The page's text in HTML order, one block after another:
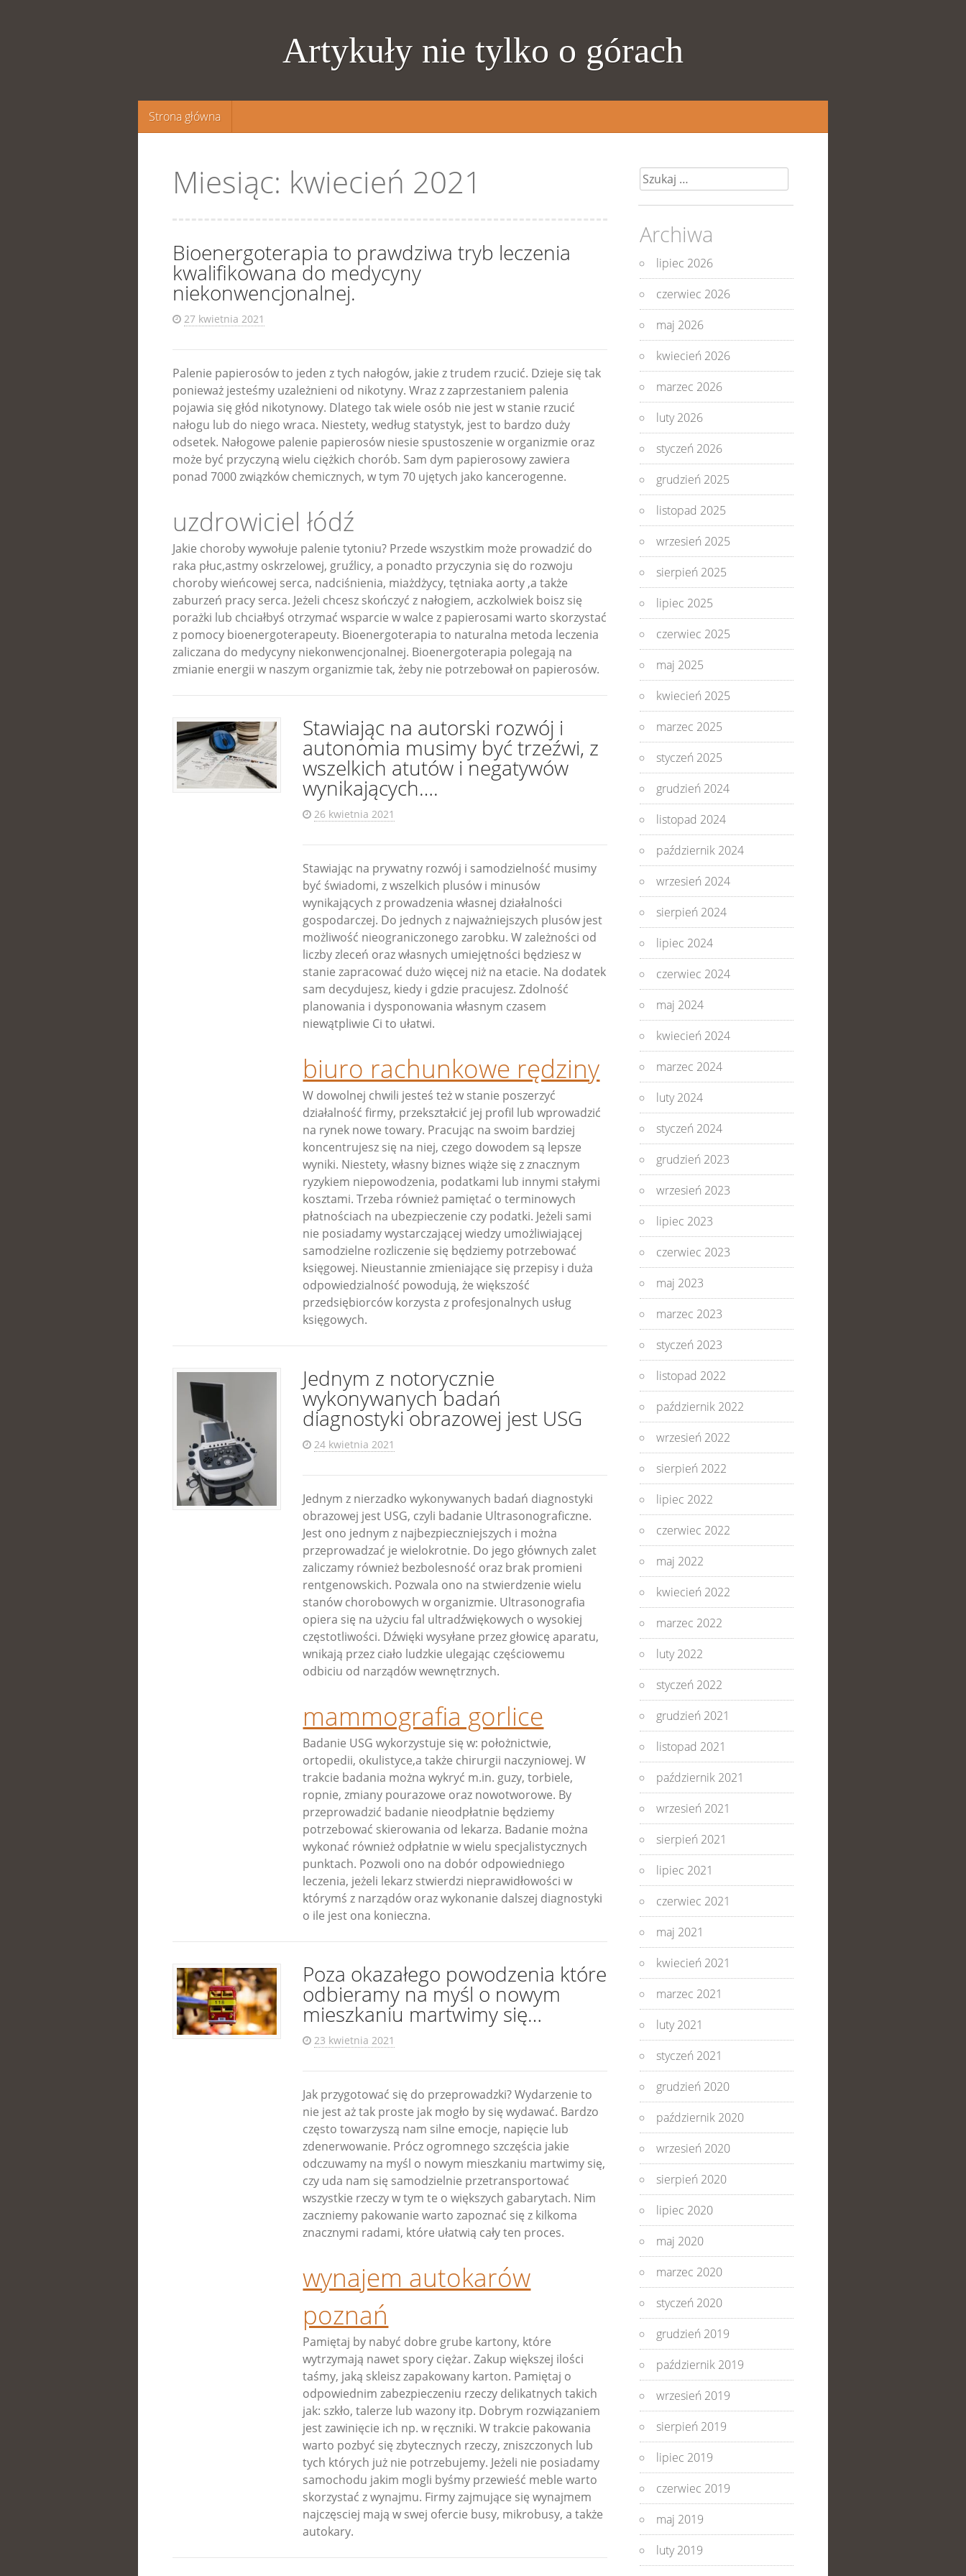
Artykuły nie tylko o górach
Przejdź
do
Strona główna
Miesiąc: kwiecień 2021
Bioenergoterapia to prawdziwa tryb leczenia
kwalifikowana do medycyny
niekonwencjonalnej.
27 kwietnia 2021
Palenie papierosów to jeden z tych nałogów, jakie z trudem rzucić. Dzieje się tak
ponieważ jesteśmy uzależnieni od nikotyny. Wraz z zaprzestaniem palenia
pojawia się głód nikotynowy. Dlatego tak wiele osób nie jest w stanie rzucić
nałogu lub do niego wraca. Niestety, według statystyk, jest to bardzo duży
odsetek. Nałogowe palenie papierosów niesie spustoszenie w organizmie oraz
może być przyczyną wielu ciężkich chorób. Sam dym papierosowy zawiera
ponad 7000 związków chemicznych, w tym 70 ujętych jako kancerogenne.
uzdrowiciel łódź
Jakie choroby wywołuje palenie tytoniu? Przede wszystkim może prowadzić do
raka płuc,astmy oskrzelowej, gruźlicy, a ponadto przyczynia się do rozwoju
choroby wieńcowej serca, nadciśnienia, miażdżycy, tętniaka aorty ,a także
zaburzeń pracy serca. Jeżeli chcesz skończyć z nałogiem, aczkolwiek boisz się
porażki lub chciałbyś otrzymać wsparcie w walce z papierosami warto skorzystać
z pomocy bioenergoterapeuty. Bioenergoterapia to naturalna metoda leczenia
zaliczana do medycyny niekonwencjonalnej. Bioenergoterapia polegają na
zmianie energii w naszym organizmie tak, żeby nie potrzebował on papierosów.
Stawiając na autorski rozwój i
autonomia musimy być trzeźwi, z
wszelkich atutów i negatywów
wynikających….
26 kwietnia 2021
Stawiając na prywatny rozwój i samodzielność musimy
być świadomi, z wszelkich plusów i minusów
wynikających z prowadzenia własnej działalności
gospodarczej. Do jednych z najważniejszych plusów jest
możliwość nieograniczonego zarobku. W zależności od
liczby zleceń oraz własnych umiejętności będziesz w
stanie zapracować dużo więcej niż na etacie. Na dodatek
sam decydujesz, kiedy i gdzie pracujesz. Zdolność
planowania i dysponowania własnym czasem
niewątpliwie Ci to ułatwi.
biuro rachunkowe rędziny
W dowolnej chwili jesteś też w stanie poszerzyć
działalność firmy, przekształcić jej profil lub wprowadzić
na rynek nowe towary. Pracując na swoim bardziej
koncentrujesz się na niej, czego dowodem są lepsze
wyniki. Niestety, własny biznes wiąże się z znacznym
ryzykiem niepowodzenia, podatkami lub innymi stałymi
kosztami. Trzeba również pamiętać o terminowych
płatnościach na ubezpieczenie czy podatki. Jeżeli sami
nie posiadamy wystarczającej wiedzy umożliwiającej
samodzielne rozliczenie się będziemy potrzebować
księgowej. Nieustannie zmieniające się przepisy i duża
odpowiedzialność powodują, że większość
przedsiębiorców korzysta z profesjonalnych usług
księgowych.
Jednym z notorycznie
wykonywanych badań
diagnostyki obrazowej jest USG
24 kwietnia 2021
Jednym z nierzadko wykonywanych badań diagnostyki
obrazowej jest USG, czyli badanie Ultrasonograficzne.
Jest ono jednym z najbezpieczniejszych i można
przeprowadzać je wielokrotnie. Do jego głównych zalet
zaliczamy również bezbolesność oraz brak promieni
rentgenowskich. Pozwala ono na stwierdzenie wielu
stanów chorobowych w organizmie. Ultrasonografia
opiera się na użyciu fal ultradźwiękowych o wysokiej
częstotliwości. Dźwięki wysyłane przez głowicę aparatu,
wnikają przez ciało ludzkie ulegając częściowemu
odbiciu od narządów wewnętrznych.
mammografia gorlice
Badanie USG wykorzystuje się w: położnictwie,
ortopedii, okulistyce,a także chirurgii naczyniowej. W
trakcie badania można wykryć m.in. guzy, torbiele,
ropnie, zmiany pourazowe oraz nowotworowe. By
przeprowadzić badanie nieodpłatnie będziemy
potrzebować skierowania od lekarza. Badanie można
wykonać również odpłatnie w wielu specjalistycznych
punktach. Pozwoli ono na dobór odpowiedniego
leczenia, jeżeli lekarz stwierdzi nieprawidłowości w
którymś z narządów oraz wykonanie dalszej diagnostyki
o ile jest ona konieczna.
Poza okazałego powodzenia które
odbieramy na myśl o nowym
mieszkaniu martwimy się…
23 kwietnia 2021
Jak przygotować się do przeprowadzki? Wydarzenie to
nie jest aż tak proste jak mogło by się wydawać. Bardzo
często towarzyszą nam silne emocje, napięcie lub
zdenerwowanie. Prócz ogromnego szczęścia jakie
odczuwamy na myśl o nowym mieszkaniu martwimy się,
czy uda nam się samodzielnie przetransportować
wszystkie rzeczy w tym te o większych gabarytach. Nim
zaczniemy pakowanie warto zapoznać się z kilkoma
znacznymi radami, które ułatwią cały ten proces.
wynajem autokarów
poznań
Pamiętaj by nabyć dobre grube kartony, które
wytrzymają nawet spory ciężar. Zakup większej ilości
taśmy, jaką skleisz zapakowany karton. Pamiętaj o
odpowiednim zabezpieczeniu rzeczy delikatnych takich
jak: szkło, talerze lub wazony itp. Dobrym rozwiązaniem
jest zawinięcie ich np. w ręczniki. W trakcie pakowania
warto pozbyć się zbytecznych rzeczy, zniszczonych lub
tych których już nie potrzebujemy. Jeżeli nie posiadamy
samochodu jakim mogli byśmy przewieść meble warto
skorzystać z wynajmu. Firmy zajmujące się wynajmem
najczęsciej mają w swej ofercie busy, mikrobusy, a także
autokary.
Szukaj:
Archiwa
lipiec 2026
czerwiec 2026
maj 2026
kwiecień 2026
marzec 2026
luty 2026
styczeń 2026
grudzień 2025
listopad 2025
wrzesień 2025
sierpień 2025
lipiec 2025
czerwiec 2025
maj 2025
kwiecień 2025
marzec 2025
styczeń 2025
grudzień 2024
listopad 2024
październik 2024
wrzesień 2024
sierpień 2024
lipiec 2024
czerwiec 2024
maj 2024
kwiecień 2024
marzec 2024
luty 2024
styczeń 2024
grudzień 2023
wrzesień 2023
lipiec 2023
czerwiec 2023
maj 2023
marzec 2023
styczeń 2023
listopad 2022
październik 2022
wrzesień 2022
sierpień 2022
lipiec 2022
czerwiec 2022
maj 2022
kwiecień 2022
marzec 2022
luty 2022
styczeń 2022
grudzień 2021
listopad 2021
październik 2021
wrzesień 2021
sierpień 2021
lipiec 2021
czerwiec 2021
maj 2021
kwiecień 2021
marzec 2021
luty 2021
styczeń 2021
grudzień 2020
październik 2020
wrzesień 2020
sierpień 2020
lipiec 2020
maj 2020
marzec 2020
styczeń 2020
grudzień 2019
październik 2019
wrzesień 2019
sierpień 2019
lipiec 2019
czerwiec 2019
maj 2019
luty 2019